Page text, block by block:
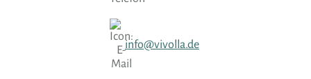
info@vivolla.de